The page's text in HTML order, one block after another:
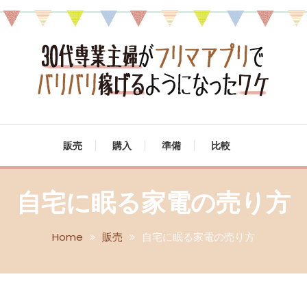
プリでバリバリ稼げる
販売 購入 準備 比較
自宅に眠る家電の売り方
Home 販売 自宅に眠る家電の売り方